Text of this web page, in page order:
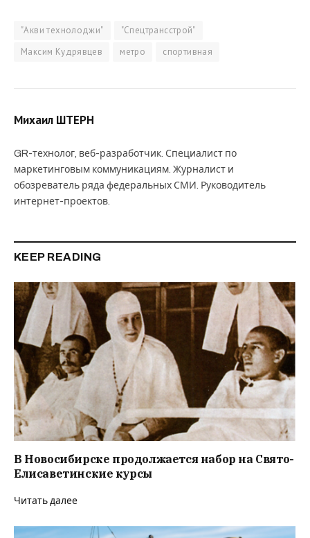
"Акви технолоджи"
"Спецтрансстрой"
Максим Кудрявцев
метро спортивная
Михаил ШТЕРН
GR-технолог, веб-разработчик. Специалист по
маркетинговым коммуникациям. Журналист и
обозреватель ряда федеральных СМИ. Руководитель
интернет-проектов.
KEEP READING
В Новосибирске продолжается набор на Свято-
Елисаветинские курсы
Читать далее